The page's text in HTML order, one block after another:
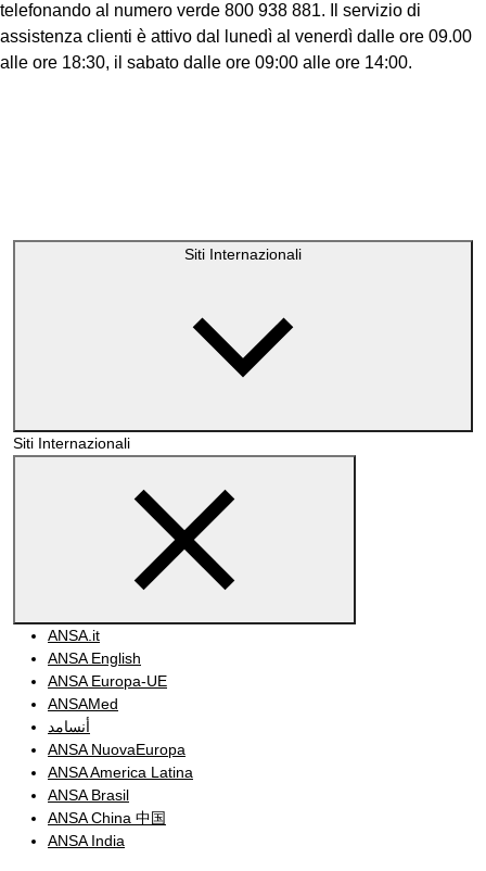
telefonando al numero verde 800 938 881. Il servizio di
assistenza clienti è attivo dal lunedì al venerdì dalle ore 09.00
alle ore 18:30, il sabato dalle ore 09:00 alle ore 14:00.
Siti Internazionali
Siti Internazionali
ANSA.it
ANSA English
ANSA Europa-UE
ANSAMed
أنسامد
ANSA NuovaEuropa
ANSA America Latina
ANSA Brasil
ANSA China 中国
ANSA India